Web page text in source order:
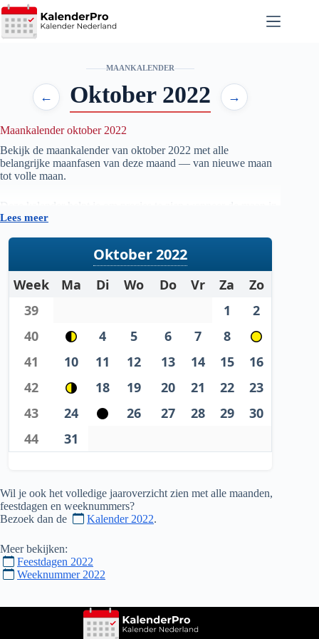
Ga
naar
de
MAANKALENDER
← Oktober 2022 →
Maankalender oktober 2022
Bekijk de maankalender van oktober 2022 met alle
belangrijke maanfasen van deze maand — van nieuwe maan
tot volle maan.
Deze kalender helpt je om precies te zien wanneer de maan in
welke fase staat, handig voor iedereen die geïnteresseerd is in
weten wanneer de volgende volle maan zichtbaar is.
De gegevens worden automatisch bijgewerkt en zijn
gebaseerd op betrouwbare astronomische berekeningen. Zo
maand.
Lees meer
Oktober 2022
Week Ma Di Wo Do Vr Za
Zo
39
1
2
40
4 5 6 7
8
41
10 11 12 13 14 15
16
42
18 19 20 21 22
23
43
24 26 27 28 29
30
44
31
Wil je ook het volledige jaaroverzicht zien met alle maanden,
feestdagen en weeknummers?
Bezoek dan de
Kalender 2022.
Meer bekijken:
Feestdagen 2022
Weeknummer 2022